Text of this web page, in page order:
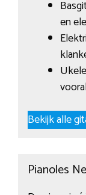
en
Bekijk alle
Pianoles